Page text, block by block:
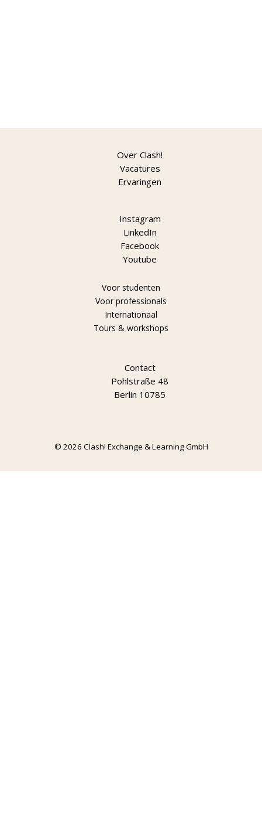
Over Clash!
Vacatures
Ervaringen
Instagram
LinkedIn
Facebook
Youtube
Voor studenten
Voor professionals
Internationaal
Tours & workshops
Contact
Pohlstraße 48
Berlin 10785
© 2026 Clash! Exchange & Learning GmbH